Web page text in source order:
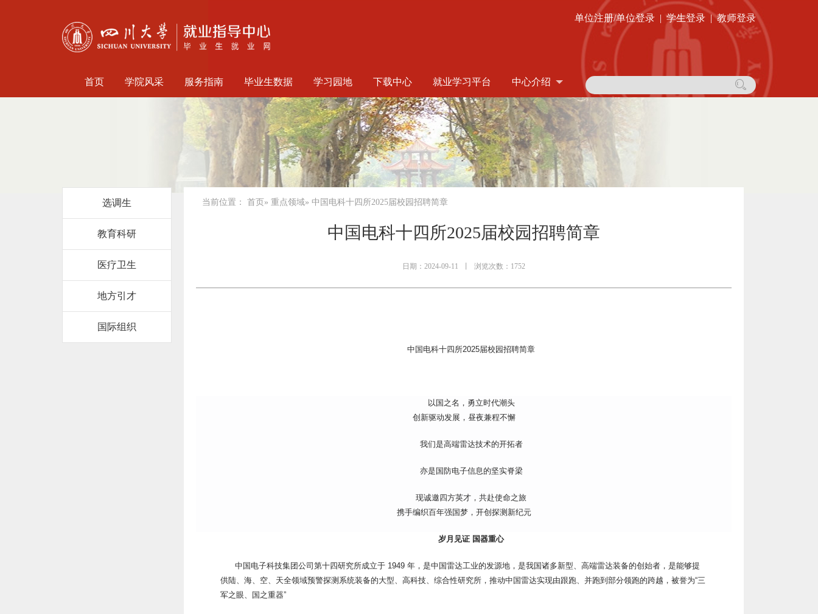
教师登录
|
学生登录
|
单位注册/单位登录
首页 学院风采 服务指南 毕业生数据 学习园地 下载中心 就业学习平台 中心介绍
选调生
教育科研
医疗卫生
地方引才
国际组织
当前位置： 首页 » 重点领域» 中国电科十四所2025届校园招聘简章
中国电科十四所2025届校园招聘简章
日期：2024-09-11 浏览次数：1752
中国电科十四所2025届校园招聘简章
以国之名，勇立时代潮头
创新驱动发展，昼夜兼程不懈
我们是高端雷达技术的开拓者
亦是国防电子信息的坚实脊梁
现诚邀四方英才，共赴使命之旅
携手编织百年强国梦，开创探测新纪元
岁月见证 国器重心
中国电子科技集团公司第十四研究所成立于 1949 年，是中国雷达工业的发源地，是我国诸多新型、高端雷达装备的创始者，是能够提
供陆、海、空、天全领域预警探测系统装备的大型、高科技、综合性研究所，推动中国雷达实现由跟跑、并跑到部分领跑的跨越，被誉为“三
军之眼、国之重器”